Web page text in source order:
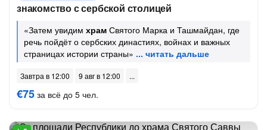
знакомство с сербской столицей
«Затем увидим храм Святого Марка и Ташмайдан, где
речь пойдёт о сербских династиях, войнах и важных
страницах истории страны»
Завтра в 12:00 9 авг в 12:00
€75 за всё до 5 чел.